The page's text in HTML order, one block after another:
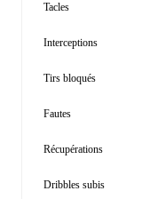
Tacles
Interceptions
Tirs bloqués
Fautes
Récupérations
Dribbles subis